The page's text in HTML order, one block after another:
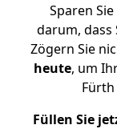
Sparen
darum, dass
Zögern Sie
heute, um
Füllen Sie